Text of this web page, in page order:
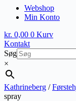
Webshop
Min Konto
kr. 0,00 0 Kurv
Kontakt
Søg
×
Kathrineberg /
spray